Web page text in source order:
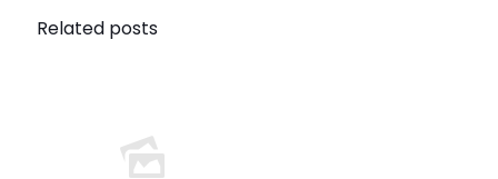
Related posts